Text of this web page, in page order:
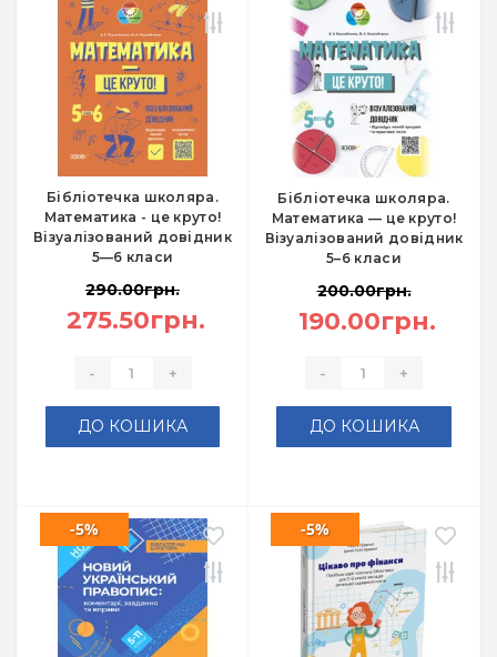
Бібліотечка школяра.
Математика - це круто!
Візуалізований довідник
5—6 класи
290.00грн.
275.50грн.
- +
ДО КОШИКА
Бібліотечка школяра.
Математика — це круто!
Візуалізований довідник
5–6 класи
200.00грн.
190.00грн.
- +
ДО КОШИКА
-5% -5%